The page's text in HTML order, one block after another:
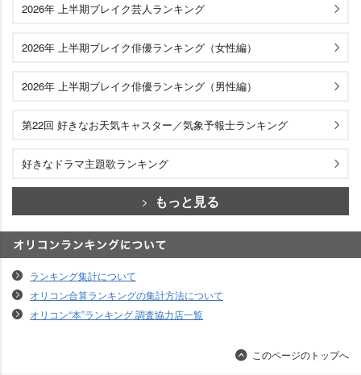
2026年 上半期ブレイク芸人ランキング
2026年 上半期ブレイク俳優ランキング（女性編）
2026年 上半期ブレイク俳優ランキング（男性編）
第22回 好きなお天気キャスター／気象予報士ランキング
好きなドラマ主題歌ランキング
もっと見る
ランキング集計について
オリコン合算ランキングの集計方法について
オリコン“本”ランキング 調査協力店一覧
このページのトップへ